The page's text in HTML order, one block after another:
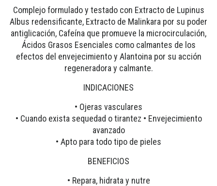
Complejo formulado y testado con Extracto de Lupinus
Albus redensificante, Extracto de Malinkara por su poder
antiglicación, Cafeína que promueve la microcirculación,
Ácidos Grasos Esenciales como calmantes de los
efectos del envejecimiento y Alantoina por su acción
regeneradora y calmante.
INDICACIONES
• Ojeras vasculares
• Cuando exista sequedad o tirantez • Envejecimiento
avanzado
• Apto para todo tipo de pieles
BENEFICIOS
• Repara, hidrata y nutre